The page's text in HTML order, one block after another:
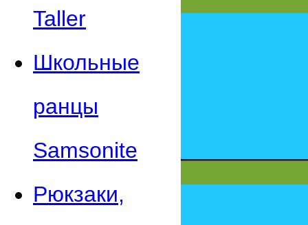
Taller
Школьные
ранцы
Samsonite
Рюкзаки,